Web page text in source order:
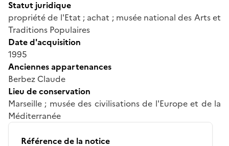
Statut juridique
propriété de l'Etat ; achat ; musée national des Arts et
Traditions Populaires
Date d'acquisition
1995
Anciennes appartenances
Berbez Claude
Lieu de conservation
Marseille ; musée des civilisations de l'Europe et de la
Méditerranée
Référence de la notice